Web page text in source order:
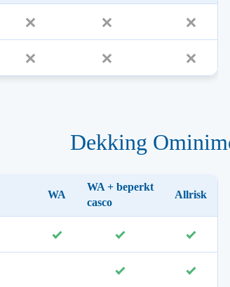
Dekking
WA
WA + beperkt
casco
Allrisk
​ ​ ​
​ ​